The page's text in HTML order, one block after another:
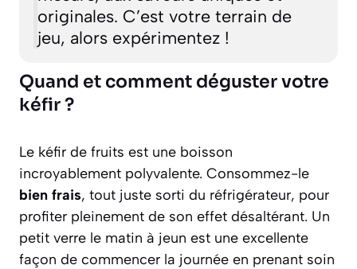
originales. C’est votre terrain de
jeu, alors expérimentez !
Quand et comment déguster votre
kéfir ?
Le kéfir de fruits est une boisson
incroyablement polyvalente. Consommez-le
bien frais, tout juste sorti du réfrigérateur, pour
profiter pleinement de son effet désaltérant. Un
petit verre le matin à jeun est une excellente
façon de commencer la journée en prenant soin